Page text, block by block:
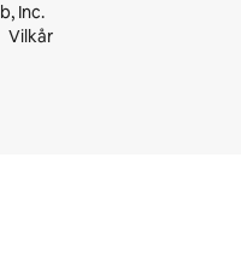
Inc.
Vilkår